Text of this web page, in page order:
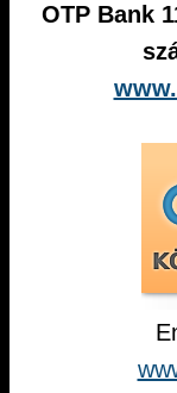
OTP Bank